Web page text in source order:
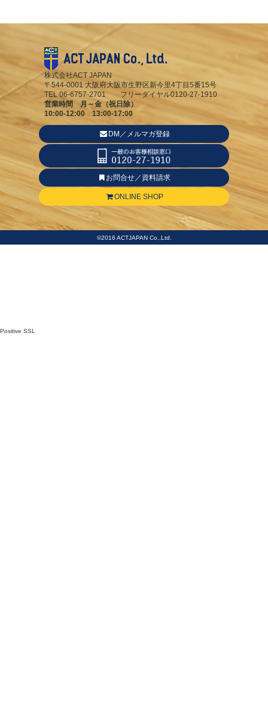
株式会社ACT JAPAN
〒544-0001 大阪府大阪市生野区新今里4丁目5番15号
TEL 06-6757-2701 フリーダイヤル0120-27-1910
営業時間 月～金（祝日除）
10:00-12:00 13:00-17:00
DM／メルマガ登録
お問合せ／資料請求
ONLINE SHOP
©2016 ACTJAPAN Co.,Ltd.
Positive SSL